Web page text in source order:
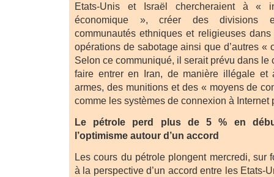
Etats-Unis et Israël chercheraient à «
économique », créer des divisions
communautés ethniques et religieuses
opérations de sabotage ainsi que d’autres «
Selon ce communiqué, il serait prévu dans le
faire entrer en Iran, de manière illégale et
armes, des munitions et des « moyens de
comme les systèmes de connexion à Internet
Le pétrole perd plus de 5 % en
l’optimisme autour d’un accord
Les cours du pétrole plongent mercredi, sur
à la perspective d’un accord entre les Etats-